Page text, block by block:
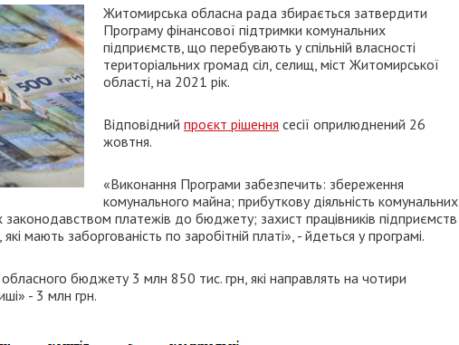
Житомирська обласна рада збирається затвердити
Програму фінансової підтримки комунальних
підприємств, що перебувають у спільній власності
територіальних громад сіл, селищ, міст Житомирської
області, на 2021 рік.
Відповідний проєкт рішення сесії оприлюднений 26
жовтня.
«Виконання Програми забезпечить: збереження
комунального майна; прибуткову діяльність комунальних
платежів до бюджету; захист працівників підприємств
мають заборгованість по заробітній платі», - йдеться у програмі.
бюджету 3 млн 850 тис. грн, які направлять на чотири
- 3 млн грн.